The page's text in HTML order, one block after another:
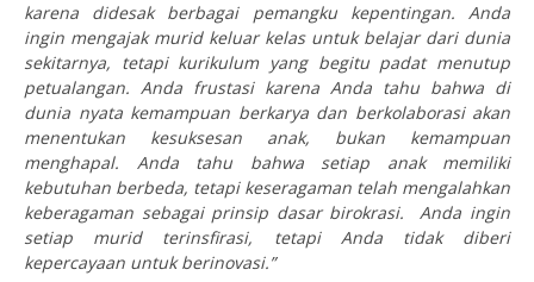
karena didesak berbagai pemangku kepentingan. Anda
ingin mengajak murid keluar kelas untuk belajar dari dunia
sekitarnya, tetapi kurikulum yang begitu padat menutup
petualangan. Anda frustasi karena Anda tahu bahwa di
dunia nyata kemampuan berkarya dan berkolaborasi akan
menentukan kesuksesan anak, bukan kemampuan
menghapal. Anda tahu bahwa setiap anak memiliki
kebutuhan berbeda, tetapi keseragaman telah mengalahkan
keberagaman sebagai prinsip dasar birokrasi. Anda ingin
setiap murid terinsfirasi, tetapi Anda tidak diberi
kepercayaan untuk berinovasi.”